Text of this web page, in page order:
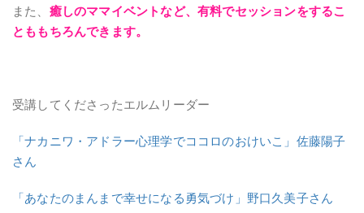
また、 癒しのママイベントなど、有料でセッションをするこ
とももちろんできます。
受講してくださったエルムリーダー
「ナカニワ・アドラー心理学でココロのおけいこ」佐藤陽子
さん
「あなたのまんまで幸せになる勇気づけ」野口久美子さん